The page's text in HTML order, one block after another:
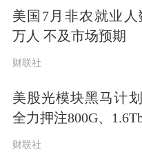
热情。导致开盘
涨停潮。
今天上午的领涨
美国7月非农就业人
万人 不及市场预期
财联社
美股光模块黑马计
全力押注800G、
财联社